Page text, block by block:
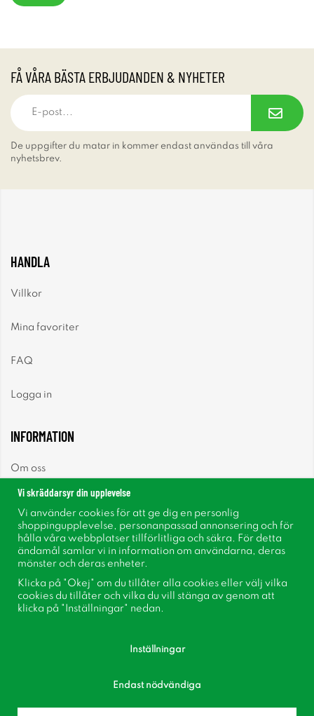
FÅ VÅRA BÄSTA ERBJUDANDEN & NYHETER
De uppgifter du matar in kommer endast användas till våra
nyhetsbrev.
HANDLA
Villkor
Mina favoriter
FAQ
Logga in
INFORMATION
Om oss
Nyhetsbrev
Om cookies
Inspiration
Vi skräddarsyr din upplevelse
Vi använder cookies för att ge dig en personlig
shoppingupplevelse, personanpassad annonsering och för
hålla våra webbplatser tillförlitliga och säkra. För detta
ändamål samlar vi in information om användarna, deras
mönster och deras enheter.
Klicka på "Okej" om du tillåter alla cookies eller välj vilka
cookies du tillåter och vilka du vill stänga av genom att
klicka på "Inställningar" nedan.
Inställningar
Endast nödvändiga